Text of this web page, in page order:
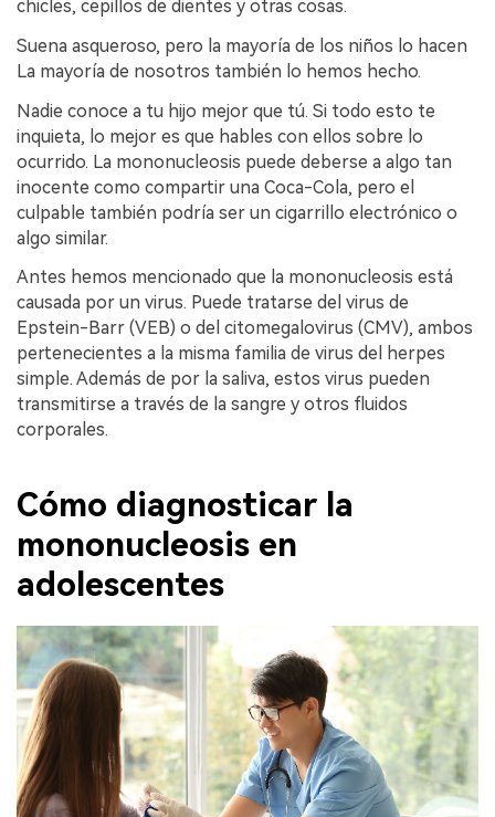
chicles, cepillos de dientes y otras cosas.
Suena asqueroso, pero la mayoría de los niños lo hacen
La mayoría de nosotros también lo hemos hecho.
Nadie conoce a tu hijo mejor que tú. Si todo esto te
inquieta, lo mejor es que hables con ellos sobre lo
ocurrido. La mononucleosis puede deberse a algo tan
inocente como compartir una Coca-Cola, pero el
culpable también podría ser un cigarrillo electrónico o
algo similar.
Antes hemos mencionado que la mononucleosis está
causada por un virus. Puede tratarse del virus de
Epstein-Barr (VEB) o del citomegalovirus (CMV), ambos
pertenecientes a la misma familia de virus del herpes
simple. Además de por la saliva, estos virus pueden
transmitirse a través de la sangre y otros fluidos
corporales.
Cómo diagnosticar la
mononucleosis en
adolescentes